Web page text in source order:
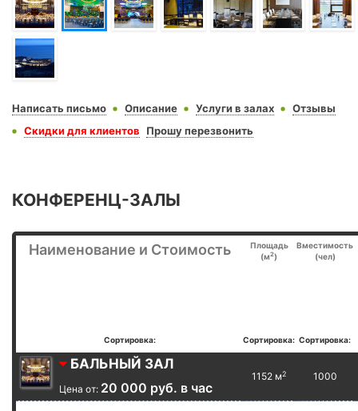
Написать письмо Описание Услуги в залах
Отзывы
Скидки для клиентов
Прошу перезвонить
КОНФЕРЕНЦ-ЗАЛЫ
Наименование и Стоимость
Площадь
(м2)
Вместимость
(чел)
Сортировка: Сортировка: Сортировка:
БАЛЬНЫЙ ЗАЛ
Цена от: 20 000 руб. в час
1152 м2 1000